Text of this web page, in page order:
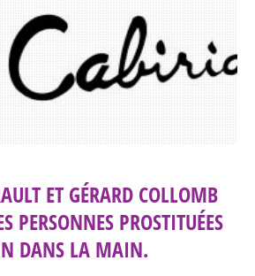
ET GÉRARD COLLOMB
PERSONNES PROSTITUÉES
DANS LA MAIN.